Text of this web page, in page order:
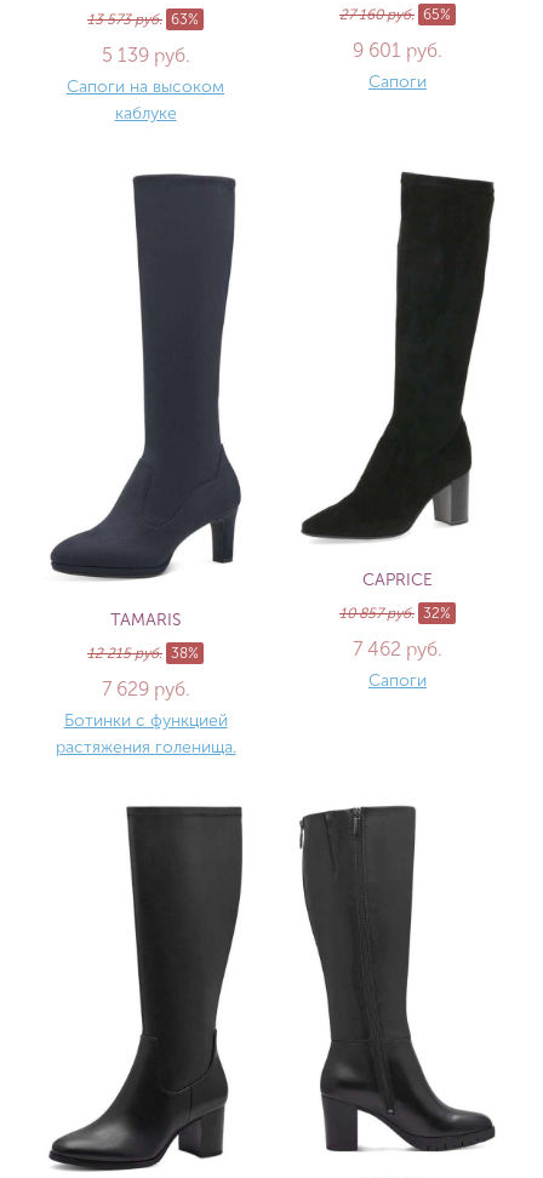
13 573 руб. 63%
5 139 руб.
Сапоги на высоком
каблуке
27 160 руб. 65%
9 601 руб.
Сапоги
TAMARIS
12 215 руб. 38%
7 629 руб.
Ботинки с функцией
растяжения голенища.
CAPRICE
10 857 руб. 32%
7 462 руб.
Сапоги